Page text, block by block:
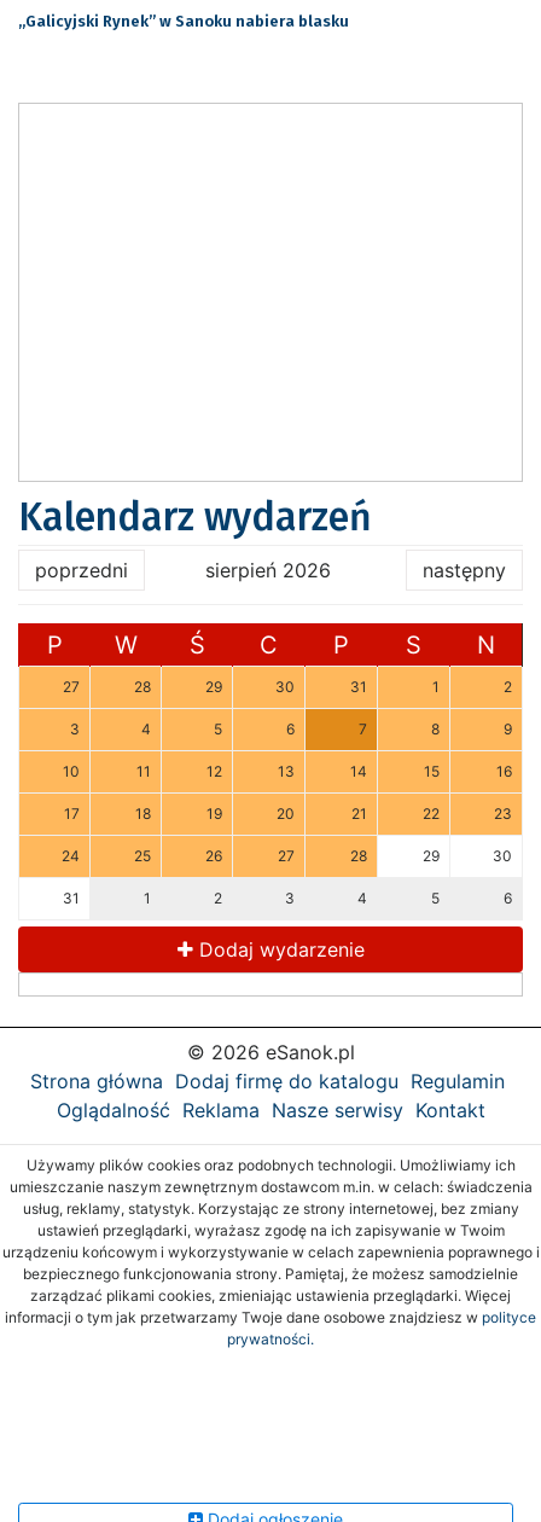
„Galicyjski Rynek” w Sanoku nabiera blasku
Kalendarz wydarzeń
poprzedni sierpień 2026 następny
P W Ś C P S N
27 28 29 30 31 1 2
3 4 5 6 7 8 9
10 11 12 13 14 15 16
17 18 19 20 21 22 23
24 25 26 27 28 29 30
31 1 2 3 4 5 6
Dodaj wydarzenie
© 2026 eSanok.pl
Strona główna Dodaj firmę do katalogu Regulamin
Oglądalność Reklama Nasze serwisy Kontakt
Używamy plików cookies oraz podobnych technologii. Umożliwiamy ich
umieszczanie naszym zewnętrznym dostawcom m.in. w celach: świadczenia
usług, reklamy, statystyk. Korzystając ze strony internetowej, bez zmiany
ustawień przeglądarki, wyrażasz zgodę na ich zapisywanie w Twoim
urządzeniu końcowym i wykorzystywanie w celach zapewnienia poprawnego i
bezpiecznego funkcjonowania strony. Pamiętaj, że możesz samodzielnie
zarządzać plikami cookies, zmieniając ustawienia przeglądarki. Więcej
informacji o tym jak przetwarzamy Twoje dane osobowe znajdziesz w polityce
prywatności.